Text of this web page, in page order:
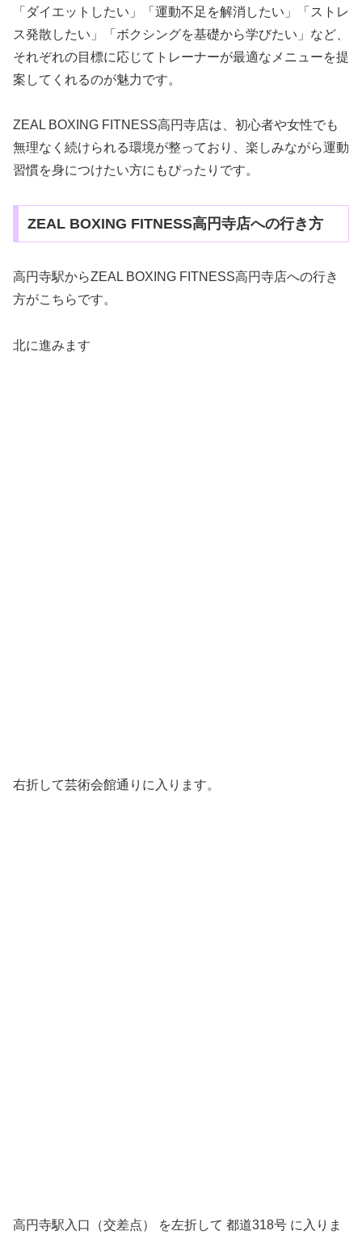
「ダイエットしたい」「運動不足を解消したい」「ストレ
ス発散したい」「ボクシングを基礎から学びたい」など、
それぞれの目標に応じてトレーナーが最適なメニューを提
案してくれるのが魅力です。
ZEAL BOXING FITNESS高円寺店は、初心者や女性でも
無理なく続けられる環境が整っており、楽しみながら運動
習慣を身につけたい方にもぴったりです。
ZEAL BOXING FITNESS高円寺店への行き方
高円寺駅からZEAL BOXING FITNESS高円寺店への行き
方がこちらです。
北に進みます
右折して芸術会館通りに入ります。
高円寺駅入口（交差点） を左折して 都道318号 に入りま